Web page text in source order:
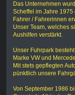
Das Unternehmen
Scheffel im Jahre
Fahrer / Fahrerinnen
Unser Team, welches
Aushilfen verstärkt.
Unser Fuhrpark
Marke VW und
Mit stets gepflegten
pünktlich unsere
Von September 1986